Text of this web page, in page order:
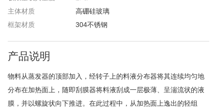
主体材质
高硼硅玻璃
框架材质
304不锈钢
产品说明
物料从蒸发器的顶部加入，经转子上的料液分布器将其连续均匀地
分布在加热面上，随即刮膜器将料液刮成一层极薄、呈湍流状的液
膜，并以螺旋状向下推进。在此过程中，从加热面上逸出的轻组